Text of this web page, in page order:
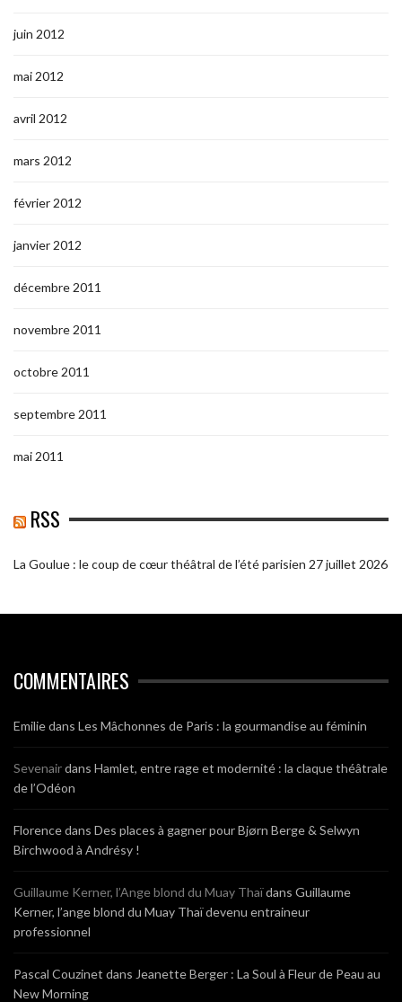
juin 2012
mai 2012
avril 2012
mars 2012
février 2012
janvier 2012
décembre 2011
novembre 2011
octobre 2011
septembre 2011
mai 2011
RSS
La Goulue : le coup de cœur théâtral de l’été parisien 27 juillet 2026
COMMENTAIRES
Emiliedans Les Mâchonnes de Paris : la gourmandise au féminin
Sevenairdans Hamlet, entre rage et modernité : la claque théâtrale
de l’Odéon
Florencedans Des places à gagner pour Bjørn Berge & Selwyn
Birchwood à Andrésy !
Guillaume Kerner, l’Ange blond du Muay Thaïdans Guillaume
Kerner, l’ange blond du Muay Thaï devenu entraineur
professionnel
Pascal Couzinet dans Jeanette Berger : La Soul à Fleur de Peau au
New Morning